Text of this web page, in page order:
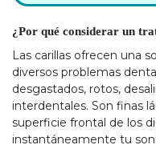
¿Por qué considerar un
Las carillas ofrecen una
diversos problemas
desgastados, rotos,
interdentales. Son finas
superficie frontal de los
instantáneamente tu